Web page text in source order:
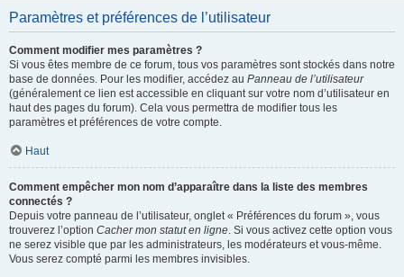
Paramètres et préférences de l’utilisateur
Comment modifier mes paramètres ?
Si vous êtes membre de ce forum, tous vos paramètres sont stockés dans notre
base de données. Pour les modifier, accédez au Panneau de l’utilisateur
(généralement ce lien est accessible en cliquant sur votre nom d’utilisateur en
haut des pages du forum). Cela vous permettra de modifier tous les
paramètres et préférences de votre compte.
Haut
Comment empêcher mon nom d’apparaître dans la liste des membres
connectés ?
Depuis votre panneau de l’utilisateur, onglet « Préférences du forum », vous
trouverez l’option Cacher mon statut en ligne. Si vous activez cette option vous
ne serez visible que par les administrateurs, les modérateurs et vous-même.
Vous serez compté parmi les membres invisibles.